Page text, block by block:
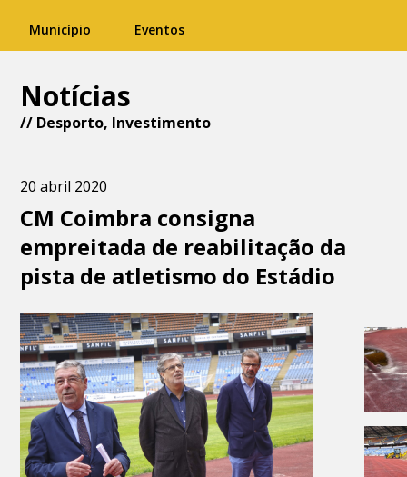
Município Eventos
Notícias
// Desporto, Investimento
20 abril 2020
CM Coimbra consigna
empreitada de reabilitação da
pista de atletismo do Estádio